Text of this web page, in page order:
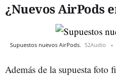
¿Nuevos AirPods
Supuestos nuevos AirPods. 52Audio
Además de la supuesta foto